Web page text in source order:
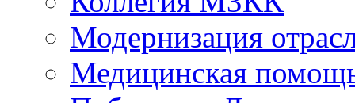
Модернизация
Медицинская